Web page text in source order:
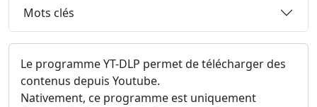
Mots clés
Le programme YT-DLP permet de télécharger des
contenus depuis Youtube.
Nativement, ce programme est uniquement